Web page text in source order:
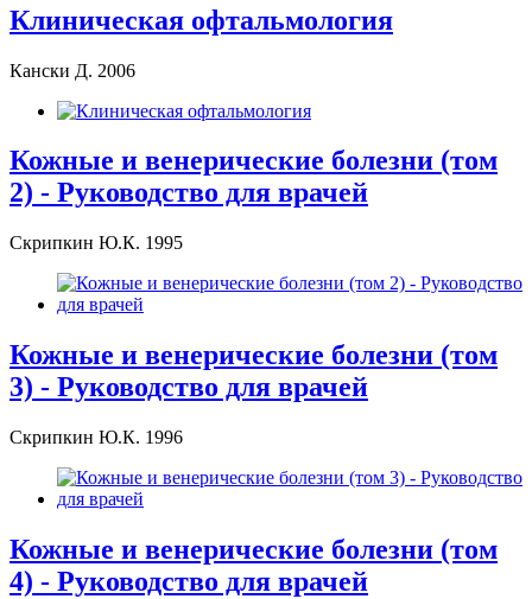
Клиническая офтальмология
Кански Д. 2006
Кожные и венерические болезни (том
2) - Руководство для врачей
Скрипкин Ю.К. 1995
Кожные и венерические болезни (том
3) - Руководство для врачей
Скрипкин Ю.К. 1996
Кожные и венерические болезни (том
4) - Руководство для врачей